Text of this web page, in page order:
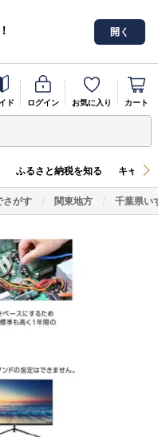
開く
ド ログイン お気に入り カート
ふるさと納税を知る キャン
さがす 関東地方 千葉県い